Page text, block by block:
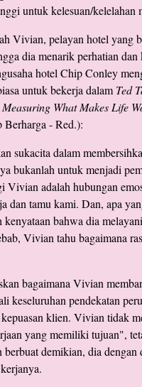
untuk kelesuan/kelelahan
Vivian, pelayan hotel yang
dia menarik perhatian
hotel Chip Conley
untuk bekerja dalam Ted
Measuring What Makes Life
- Red.):
sukacita dalam
bukanlah untuk menjadi
Vivian adalah hubungan
dan tamu kami. Dan, apa
kenyataan bahwa dia
Vivian tahu bagaimana
bagaimana Vivian
keseluruhan pendekatan
klien. Vivian tidak
yang memiliki tujuan",
berbuat demikian, dia dengan